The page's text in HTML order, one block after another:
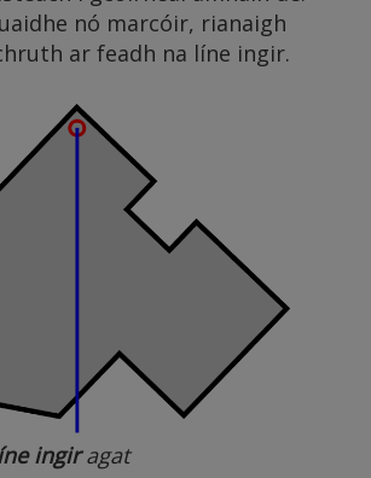
nó marcóir, rianaigh
ar feadh na líne ingir.
ingiragat